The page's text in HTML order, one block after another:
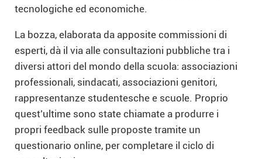
tecnologiche ed economiche.
La bozza, elaborata da apposite commissioni di
esperti, dà il via alle consultazioni pubbliche tra i
diversi attori del mondo della scuola: associazioni
professionali, sindacati, associazioni genitori,
rappresentanze studentesche e scuole. Proprio
quest’ultime sono state chiamate a produrre i
propri feedback sulle proposte tramite un
questionario online, per completare il ciclo di